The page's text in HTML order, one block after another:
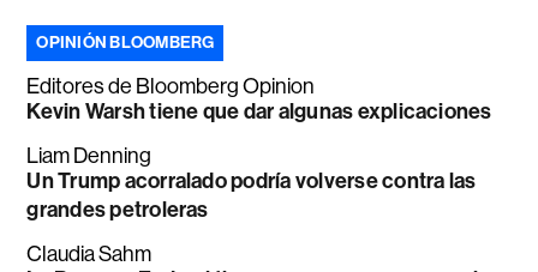
OPINIÓN BLOOMBERG
Editores de Bloomberg Opinion
Kevin Warsh tiene que dar algunas explicaciones
Liam Denning
Un Trump acorralado podría volverse contra las
grandes petroleras
Claudia Sahm